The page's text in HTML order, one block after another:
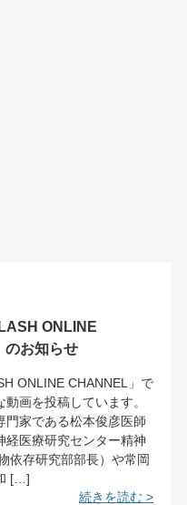
ONLINE
お知らせ
ONLINE CHANNEL」で
画を投稿しています。
門家である松本俊彦医師
経医療研究センター精神
依存研究部部長）や常岡
[…]
続きを読む >